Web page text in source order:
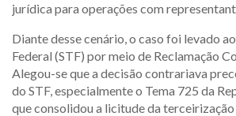
jurídica para operações com
Diante desse cenário, o caso foi levado
Federal (STF) por meio de Reclamação
Alegou-se que a decisão contrariava
do STF, especialmente o Tema 725 da
que consolidou a licitude da